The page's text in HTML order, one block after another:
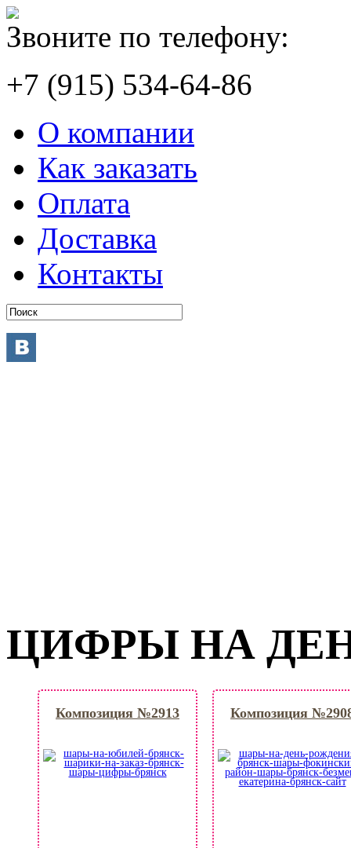
Звоните по телефону:
+7 (915) 534-64-86
О компании
Как заказать
Оплата
Доставка
Контакты
ЦИФРЫ НА
Композиция №2913 Композиция